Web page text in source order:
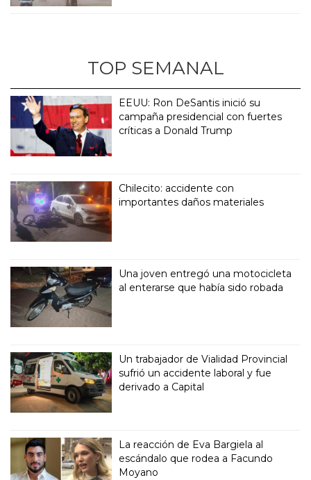
TOP SEMANAL
EEUU: Ron DeSantis inició su
campaña presidencial con fuertes
críticas a Donald Trump
Chilecito: accidente con
importantes daños materiales
Una joven entregó una motocicleta
al enterarse que había sido robada
Un trabajador de Vialidad Provincial
sufrió un accidente laboral y fue
derivado a Capital
La reacción de Eva Bargiela al
escándalo que rodea a Facundo
Moyano